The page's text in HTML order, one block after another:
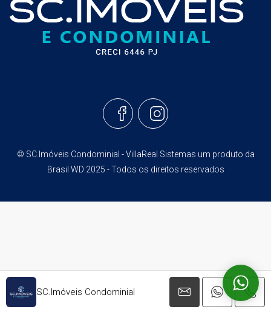
SC.Imóveis Condominial
© SC.Imóveis Condominial - VillaReal Sistemas um produto da
Brasil WD 2025 - Todos os direitos reservados